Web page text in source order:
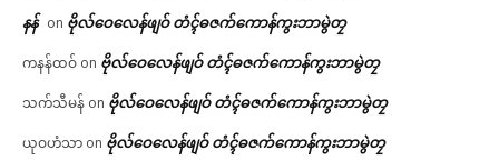
နန် on ဗိုလ်ဝေလေန်ဖျဝ် တံၚ်ဓဇက်ကောန်ကွးဘာမွဲတၠ
ကနန်ထဝ် on ဗိုလ်ဝေလေန်ဖျဝ် တံၚ်ဓဇက်ကောန်ကွးဘာမွဲတၠ
သက်သီမန် on ဗိုလ်ဝေလေန်ဖျဝ် တံၚ်ဓဇက်ကောန်ကွးဘာမွဲတၠ
ယုဝဟံသာ on ဗိုလ်ဝေလေန်ဖျဝ် တံၚ်ဓဇက်ကောန်ကွးဘာမွဲတၠ